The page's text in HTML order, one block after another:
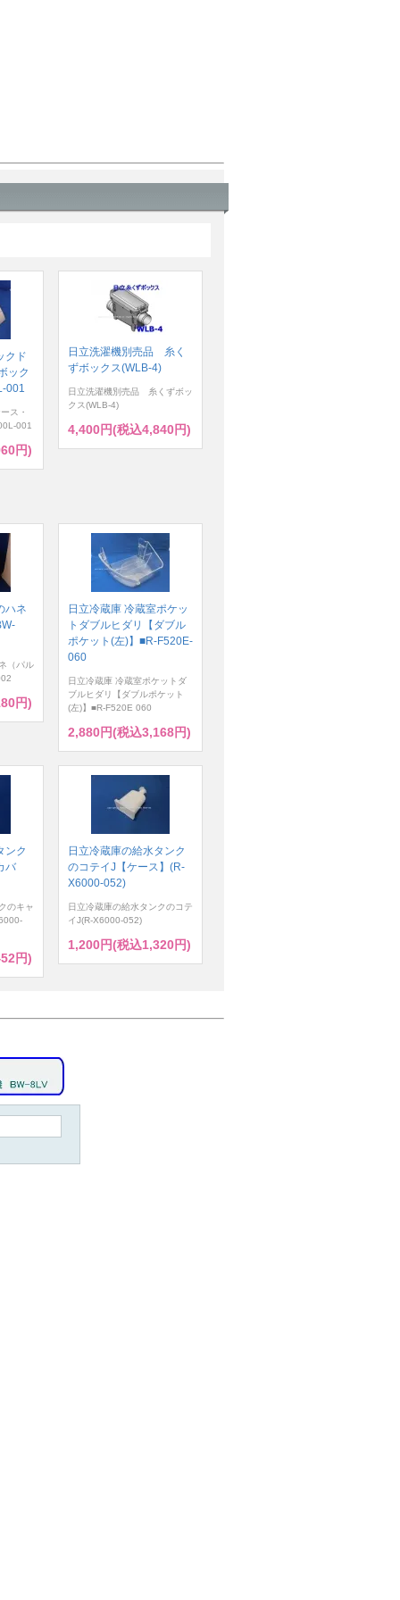
クド
ック
001
ス・
001
円)
日立洗濯機別売品 糸く
ずボックス(WLB-4)
日立洗濯機別売品 糸くずボッ
クス(WLB-4)
4,400円(税込4,840円)
ハネ
（パル
円)
日立冷蔵庫 冷蔵室ポケッ
トダブルヒダリ【ダブル
ポケット(左)】■R-F520E-
060
日立冷蔵庫 冷蔵室ポケットダ
ブルヒダリ【ダブルポケット
(左)】■R-F520E 060
2,880円(税込3,168円)
ンク
バ
のキャ
円)
日立冷蔵庫の給水タンク
のコテイJ【ケース】(R-
X6000-052)
日立冷蔵庫の給水タンクのコテ
イJ(R-X6000-052)
1,200円(税込1,320円)